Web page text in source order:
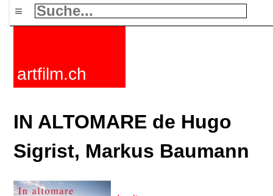
≡
artfilm.ch
IN ALTOMARE de Hugo
Sigrist, Markus Baumann